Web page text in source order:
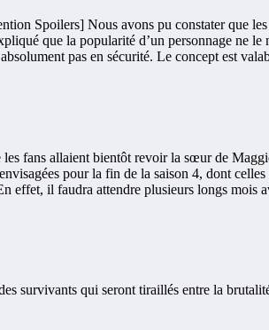
Spoilers] Nous avons pu constater que
que la popularité d’un personnage ne le
pas en sécurité. Le concept est
fans allaient bientôt revoir la sœur de
pour la fin de la saison 4, dont
effet, il faudra attendre plusieurs longs mois
survivants qui seront tiraillés entre la